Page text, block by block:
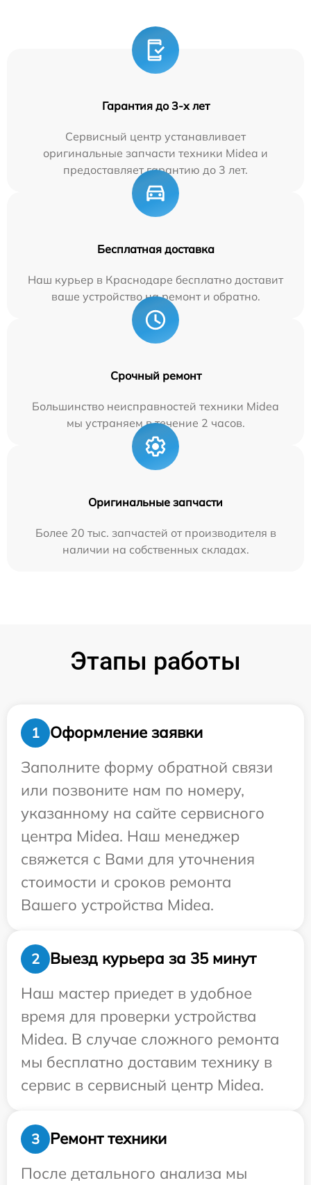
Гарантия до 3-х лет
Сервисный центр устанавливает
оригинальные запчасти техники Midea и
предоставляет гарантию до 3 лет.
Бесплатная доставка
Наш курьер в Краснодаре бесплатно доставит
ваше устройство на ремонт и обратно.
Срочный ремонт
Большинство неисправностей техники Midea
мы устраняем в течение 2 часов.
Оригинальные запчасти
Более 20 тыс. запчастей от производителя в
наличии на собственных складах.
Этапы работы
1
Оформление заявки
Заполните форму обратной связи
или позвоните нам по номеру,
указанному на сайте сервисного
центра Midea. Наш менеджер
свяжется с Вами для уточнения
стоимости и сроков ремонта
Вашего устройства Midea.
2
Выезд курьера за 35 минут
Наш мастер приедет в удобное
время для проверки устройства
Midea. В случае сложного ремонта
мы бесплатно доставим технику в
сервис в сервисный центр Midea.
3
Ремонт техники
После детального анализа мы